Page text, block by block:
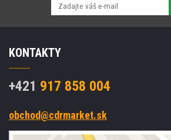
KONTAKTY
+421 917 858 004
obchod@cdrmarket.sk